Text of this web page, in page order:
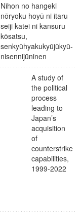
Nihon no hangeki
nōryoku hoyū ni itaru
seiji katei ni kansuru
kōsatsu,
senkyūhyakukyūjūkyū-
nisennijūninen
A study of
the political
process
leading to
Japan’s
acquisition
of
counterstrike
capabilities,
1999-2022